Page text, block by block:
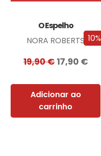
10%
O Espelho
NORA ROBERTS
19,90€17,90 €
Adicionar ao
carrinho